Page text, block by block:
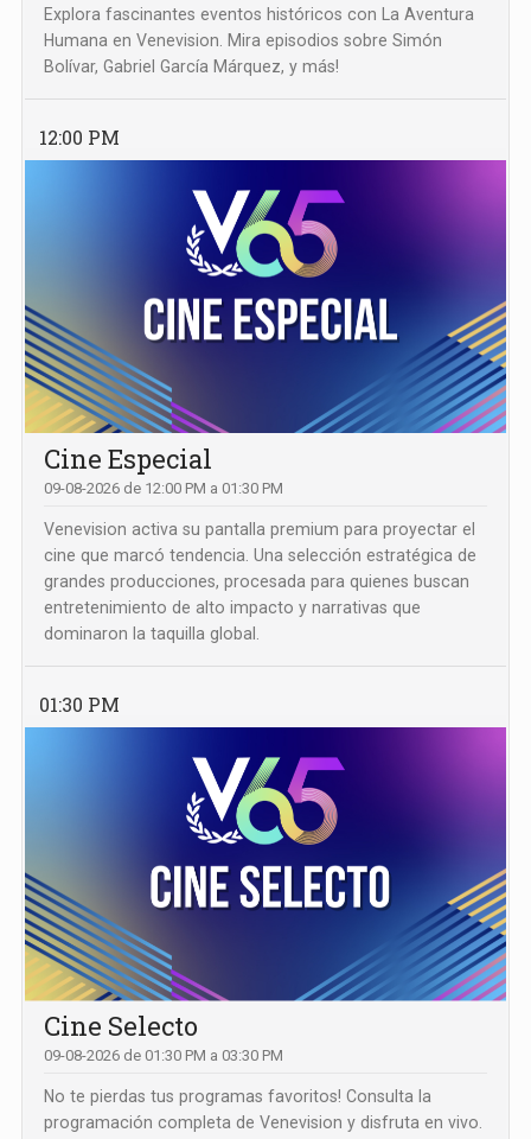
Explora fascinantes eventos históricos con La Aventura
Humana en Venevision. Mira episodios sobre Simón
Bolívar, Gabriel García Márquez, y más!
12:00 PM
Cine Especial
09-08-2026 de 12:00 PM a 01:30 PM
Venevision activa su pantalla premium para proyectar el
cine que marcó tendencia. Una selección estratégica de
grandes producciones, procesada para quienes buscan
entretenimiento de alto impacto y narrativas que
dominaron la taquilla global.
01:30 PM
Cine Selecto
09-08-2026 de 01:30 PM a 03:30 PM
No te pierdas tus programas favoritos! Consulta la
programación completa de Venevision y disfruta en vivo.